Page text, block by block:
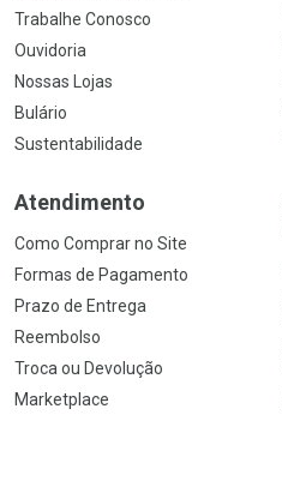
Trabalhe Conosco
Ouvidoria
Nossas Lojas
Bulário
Sustentabilidade
Atendimento
Como Comprar no Site
Formas de Pagamento
Prazo de Entrega
Reembolso
Troca ou Devolução
Marketplace